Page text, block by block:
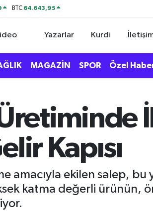
BTC 64.643,95
Yazarlar Kurdi
MAGAZİN SPOR Özel
Kapısı
amacıyla ekilen salep, bu
katma değerli ürünün,